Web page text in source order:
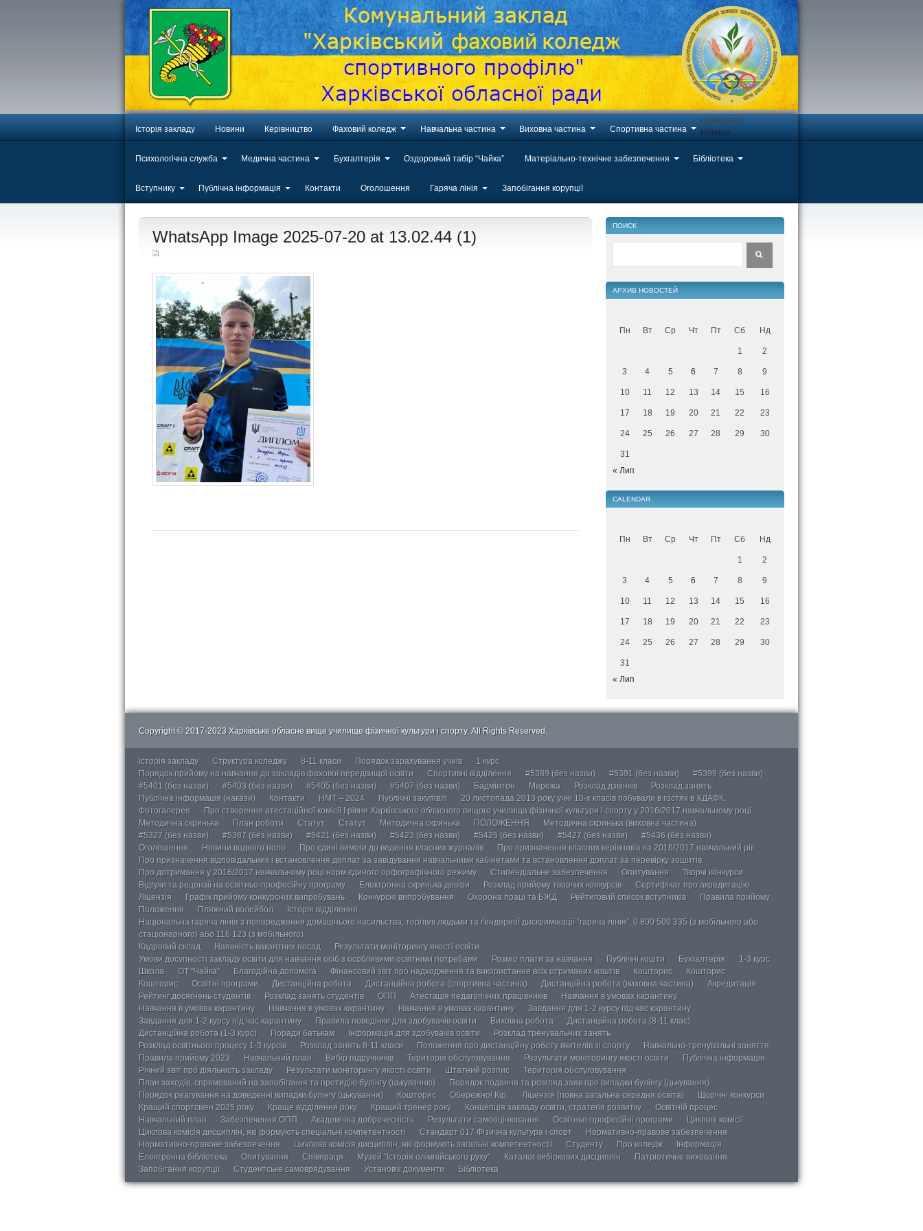
Історія закладу Новини Керівництво Фаховий коледж Навчальна частина Виховна частина Спортивна частина
Психологічна служба Медична частина Бухгалтерія Оздоровчий табір “Чайка” Матеріально-технічне забезпечення Бібліотека
Вступнику Публічна інформація Контакти Оголошення Гаряча лінія Запобігання корупції
Categories
Новини
20
WhatsApp Image 2025-07-20 at 13.02.44 (1)
ПОИСК
АРХИВ НОВОСТЕЙ
Пн Вт Ср Чт Пт Сб Нд
1 2
3 4 5 6 7 8 9
10 11 12 13 14 15 16
17 18 19 20 21 22 23
24 25 26 27 28 29 30
31
« Лип
CALENDAR
Пн Вт Ср Чт Пт Сб Нд
1 2
3 4 5 6 7 8 9
10 11 12 13 14 15 16
17 18 19 20 21 22 23
24 25 26 27 28 29 30
31
« Лип
Copyright © 2017-2023 Харківське обласне вище училище фізичної культури і спорту. All Rights Reserved.
Історія закладу Структура коледжу 8-11 класи Порядок зарахування учнів
1 курс
Порядок прийому на навчання до закладів фахової передвищої освіти
Спортивні відділення #5389 (без назви) #5391 (без назви)
#5399 (без назви)
#5401 (без назви)
#5403 (без назви) #5405 (без назви) #5407 (без назви) Бадмінтон Мережа Розклад дзвінків
Розклад занять
Публічна інформація (накази)
Контакти НМТ – 2024 Публічні закупівлі
20 листопада 2013 року учні 10-х класів побували в гостях в ХДАФК.
Фотогалерея
Про створення атестаційної комісії І рівня Харківського обласного вищого училища фізичної культури і спорту у 2016/2017 навчальному році
Методична скринька
План роботи Статут Статут Методична скринька ПОЛОЖЕННЯ
Методична скринька (виховна частина)
#5327 (без назви)
#5387 (без назви) #5421 (без назви) #5423 (без назви) #5425 (без назви) #5427 (без назви)
#5436 (без назви)
Оголошення
Новини водного поло Про єдині вимоги до ведення класних журналів
Про призначення класних керівників на 2016/2017 навчальний рік
Про призначення відповідальних і встановлення доплат за завідування навчальними кабінетами та встановлення доплат за перевірку зошитів
Про дотримання у 2016/2017 навчальному році норм єдиного орфографічного режиму
Стипендіальне забезпечення Опитування
Творчі конкурси
Відгуки та рецензії на освітньо-професійну програму
Електронна скринька довіри Розклад прийому творчих конкурсів
Сертифікат про акредитацію
Ліцензія
Графік прийому конкурсних випробувань Конкурсні випробування Охорона праці та БЖД Рейтиговий список вступників
Правила прийому
Положення
Пляжний волейбол
Історія відділення
Національна гаряча лінія з попередження домашнього насильства, торгівлі людьми та ґендерної дискримінації “гаряча лінія”, 0 800 500 335 (з мобільного або
стаціонарного) або 116 123 (з мобільного)
Кадровий склад
Наявність вакантних посад
Результати моніторингу якості освіти
Умови досупності закладу освіти для навчання осіб з особливими освітніми потребами
Розмір плати за навчання Публічні кошти Бухгалтерія
1-3 курс
Школа
ОТ “Чайка” Благодійна допомога Фінансовий звіт про надходження та використання всіх отриманих коштів Кошторис
Кошторис
Кошторис
Освітні програми Дистанційна робота Дистанційна робота (спортивна частина) Дистанційна робота (виховна частина)
Акредитація
Рейтинг досягнень студентів
Розклад занять студентів ОПП Атестація педагогічних працівників
Навчання в умовах карантину
Навчання в умовах карантину
Навчання в умовах карантину Навчання в умовах карантину
Завдання для 1-2 курсу під час карантину
Завдання для 1-2 курсу під час карантину
Правила поведінки для здобувачів освіти Виховна робота
Дистанційна робота (8-11 клас)
Дистанційна робота (1-3 курс)
Поради батькам Інформація для здобувачів освіти
Розклад тренувальних занять
Розклад освітнього процесу 1-3 курсів
Розклад занять 8-11 класи Положення про дистанційну роботу вчителів зі спорту
Навчально-тренувальні заняття
Правила прийому 2023
Навчальний план Вибір підручників Територія обслуговування Результати моніторингу якості освіти
Публічна інформація
Річний звіт про діяльність закладу
Результати моніторингу якості освіти Штатний розпис
Територія обслуговування
План заходів, спрямований на запобігання та протидію булінгу (цькуванню)
Порядок подання та розгляд заяв про випадки булінгу (цькування)
Порядок реагування на доведенні випадки булінгу (цькування)
Кошторис Обережно! Кір. Ліцензія (повна загальна середня освіта)
Щорічні конкурси
Кращий спортсмен 2025 року
Краще відділення року Кращий тренер року Концепція закладу освіти, стратегія розвитку
Освітній процес
Навчальний план
Забезпечення ОПП Академічна доброчесність Результати самооцінювання Освітньо-професійні програми
Циклові комісії
Циклова комісія дисциплін, які формують спеціальні компетентності
Стандарт 017 Фізична культура і спорт
Нормативно-правове забезпечення
Нормативно-правове забезпечення
Циклова комісія дисциплін, які формують загальні компетентності Студенту Про коледж
Інформація
Електронна бібліотека
Опитування Співпраця Музей “Історія олімпійського руху” Каталог вибіркових дисциплін
Патріотичне виховання
Запобігання корупції
Студентське самоврядування Установчі документи Бібліотека